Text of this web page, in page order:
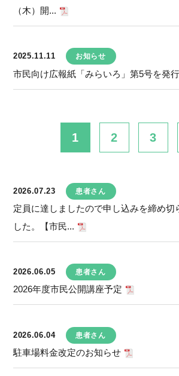
（木）開...
2025.11.11 お知らせ
市民向け広報紙「みらいろ」第5号を発
1 2 3
2026.07.23 患者さん
定員に達しましたので申し込みを締め切
した。【市民...
2026.06.05 患者さん
2026年度市民公開講座予定
2026.06.04 患者さん
駐車場料金改定のお知らせ